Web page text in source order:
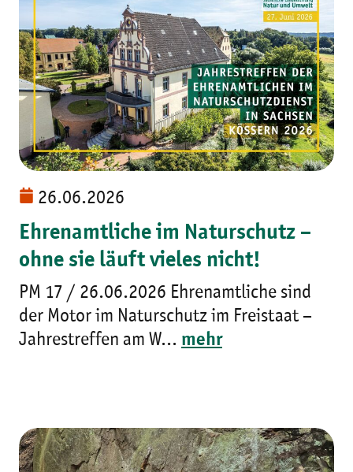
Ehrenamtliche im Naturschutz –
ohne sie läuft vieles nicht!
PM 17 / 26.06.2026 Ehrenamtliche sind
der Motor im Naturschutz im Freistaat –
Jahrestreffen am W... mehr
26.06.2026